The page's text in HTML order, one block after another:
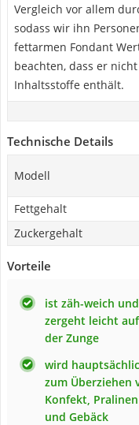
Vergleich vor allem
sodass wir ihn
fettarmen Fondant
beachten, dass er
Inhaltsstoffe enthält.
Technische Details
Modell
Fettgehalt
Zuckergehalt
Vorteile
ist zäh-weich und
zergeht leicht auf
der Zunge
wird
zum Überziehen
Konfekt, Pralinen
und Gebäck